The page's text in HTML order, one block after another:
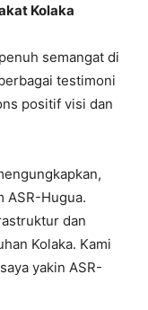
Kolaka
semangat di
testimoni
positif visi dan
ASR-Hugua.
dan
Kolaka. Kami
yakin ASR-